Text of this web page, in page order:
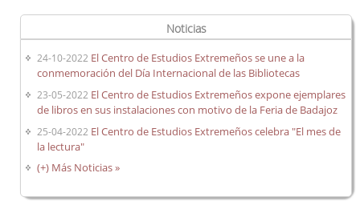
Noticias
24-10-2022 El Centro de Estudios Extremeños se une a la
conmemoración del Día Internacional de las Bibliotecas
23-05-2022 El Centro de Estudios Extremeños expone ejemplares
de libros en sus instalaciones con motivo de la Feria de Badajoz
25-04-2022 El Centro de Estudios Extremeños celebra "El mes de
la lectura"
(+) Más Noticias »